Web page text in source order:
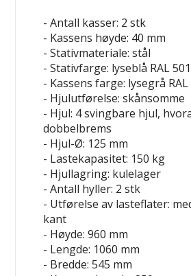
- Antall kasser: 2 stk
- Kassens høyde: 40 mm
- Stativmateriale: stål
- Stativfarge: lyseblå RAL
- Kassens farge: lysegrå RAL
- Hjulutførelse: skånsomme
- Hjul: 4 svingbare hjul,
dobbelbrems
- Hjul-Ø: 125 mm
- Lastekapasitet: 150 kg
- Hjullagring: kulelager
- Antall hyller: 2 stk
- Utførelse av lasteflater:
kant
- Høyde: 960 mm
- Lengde: 1060 mm
- Bredde: 545 mm